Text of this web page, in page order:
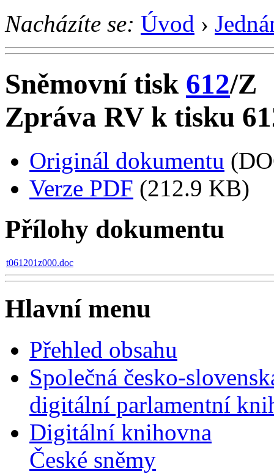
Nacházíte se: Úvod ›
Sněmovní tisk 612/Z
Zpráva RV k tisku
Originál dokumentu
Verze PDF (212.9 KB)
Přílohy dokumentu
t061201z000.doc
Hlavní menu
Přehled obsahu
Společná česko-
digitální parlamentní
Digitální knihovna
České sněmy